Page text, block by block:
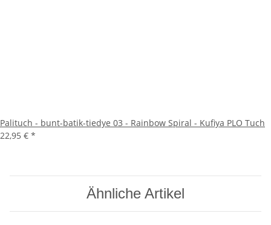
Palituch - bunt-batik-tiedye 03 - Rainbow Spiral - Kufiya PLO Tuch
22,95 € *
Ähnliche Artikel